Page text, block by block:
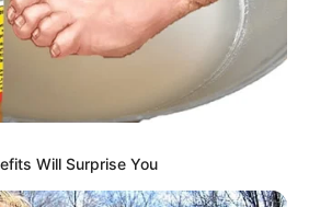
Will Surprise You